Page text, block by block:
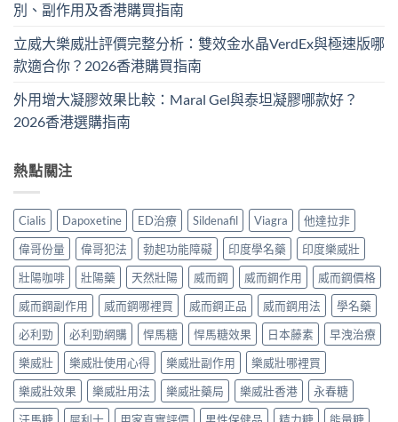
別、副作用及香港購買指南
立威大樂威壯評價完整分析：雙效金水晶VerdEx與極速版哪
款適合你？2026香港購買指南
外用增大凝膠效果比較：Maral Gel與泰坦凝膠哪款好？
2026香港選購指南
熱點關注
Cialis Dapoxetine ED治療 Sildenafil Viagra
他達拉非
偉哥份量
偉哥犯法 勃起功能障礙 印度學名藥
印度樂威壯
壯陽咖啡
壯陽藥 天然壯陽 威而鋼 威而鋼作用
威而鋼價格
威而鋼副作用
威而鋼哪裡買 威而鋼正品 威而鋼用法
學名藥
必利勁
必利勁網購 悍馬糖 悍馬糖效果 日本藤素
早洩治療
樂威壯
樂威壯使用心得 樂威壯副作用
樂威壯哪裡買
樂威壯效果
樂威壯用法 樂威壯藥局 樂威壯香港
永春糖
汗馬糖
犀利士 用家真實評價 男性保健品 精力糖 能量糖